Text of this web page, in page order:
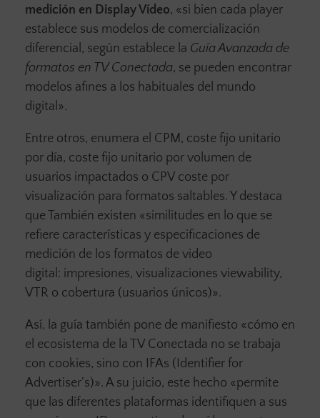
medición en Display Vídeo, «si bien cada player
establece sus modelos de comercialización
diferencial, según establece la Guía Avanzada de
formatos en TV Conectada, se pueden encontrar
modelos afines a los habituales del mundo
digital».
Entre otros, enumera el CPM, coste fijo unitario
por día, coste fijo unitario por volumen de
usuarios impactados o CPV coste por
visualización para formatos saltables. Y destaca
que También existen «similitudes en lo que se
refiere características y especificaciones de
medición de los formatos de video
digital: impresiones, visualizaciones viewability,
VTR o cobertura (usuarios únicos)».
Así, la guía también pone de manifiesto «cómo en
el ecosistema de la TV Conectada no se trabaja
con cookies, sino con IFAs (Identifier for
Advertiser’s)». A su juicio, este hecho «permite
que las diferentes plataformas identifiquen a sus